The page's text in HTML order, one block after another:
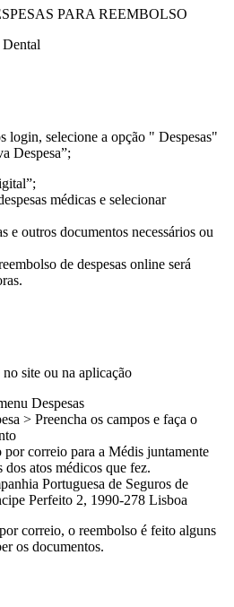
PARA REEMBOLSO
login, selecione a opção " Despesas"
Despesa”;​
médicas e selecionar
e outros documentos necessários ou
de despesas online será
site ou na aplicação​
Despesas​
> Preencha os campos e faça o
por correio para a Médis juntamente
atos médicos que fez.
Portuguesa de Seguros de
Perfeito 2, 1990-278 Lisboa​​
correio, o reembolso é feito alguns
os documentos.